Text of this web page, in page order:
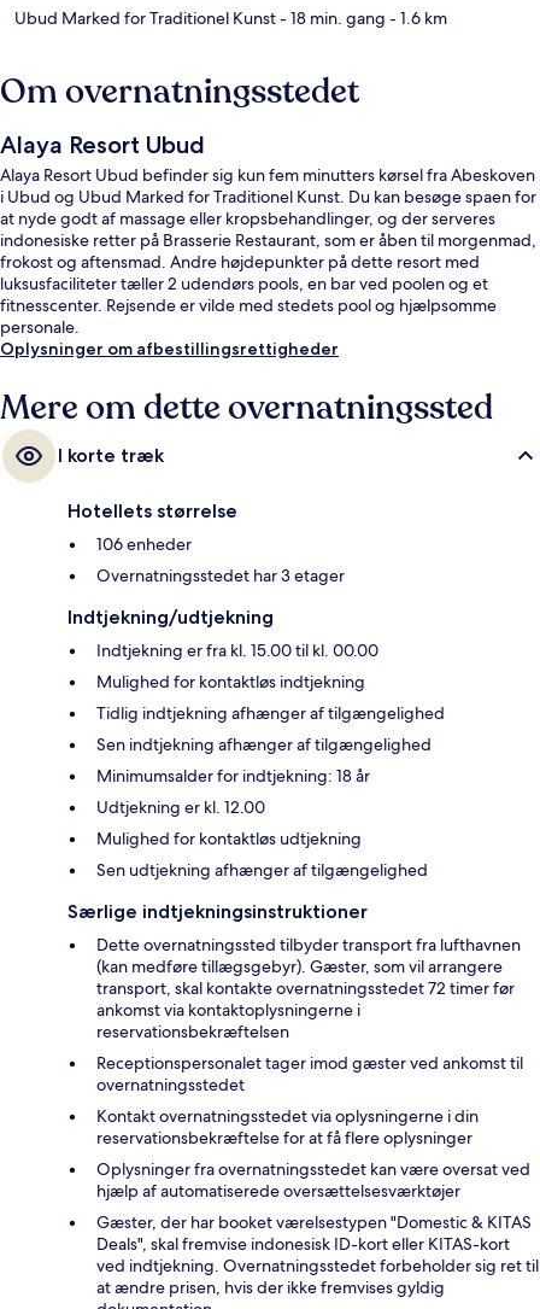
Ubud Marked for Traditionel Kunst- 18 min. gang - 1.6 km
Om overnatningsstedet
Alaya Resort Ubud
Alaya Resort Ubud befinder sig kun fem minutters kørsel fra Abeskoven
i Ubud og Ubud Marked for Traditionel Kunst. Du kan besøge spaen for
at nyde godt af massage eller kropsbehandlinger, og der serveres
indonesiske retter på Brasserie Restaurant, som er åben til morgenmad,
frokost og aftensmad. Andre højdepunkter på dette resort med
luksusfaciliteter tæller 2 udendørs pools, en bar ved poolen og et
fitnesscenter. Rejsende er vilde med stedets pool og hjælpsomme
personale.
Oplysninger om afbestillingsrettigheder
Mere om dette overnatningssted
I korte træk
Hotellets størrelse
106 enheder
Overnatningsstedet har 3 etager
Indtjekning/udtjekning
Indtjekning er fra kl. 15.00 til kl. 00.00
Mulighed for kontaktløs indtjekning
Tidlig indtjekning afhænger af tilgængelighed
Sen indtjekning afhænger af tilgængelighed
Minimumsalder for indtjekning: 18 år
Udtjekning er kl. 12.00
Mulighed for kontaktløs udtjekning
Sen udtjekning afhænger af tilgængelighed
Særlige indtjekningsinstruktioner
Dette overnatningssted tilbyder transport fra lufthavnen
(kan medføre tillægsgebyr). Gæster, som vil arrangere
transport, skal kontakte overnatningsstedet 72 timer før
ankomst via kontaktoplysningerne i
reservationsbekræftelsen
Receptionspersonalet tager imod gæster ved ankomst til
overnatningsstedet
Kontakt overnatningsstedet via oplysningerne i din
reservationsbekræftelse for at få flere oplysninger
Oplysninger fra overnatningsstedet kan være oversat ved
hjælp af automatiserede oversættelsesværktøjer
Gæster, der har booket værelsestypen "Domestic & KITAS
Deals", skal fremvise indonesisk ID-kort eller KITAS-kort
ved indtjekning. Overnatningsstedet forbeholder sig ret til
at ændre prisen, hvis der ikke fremvises gyldig